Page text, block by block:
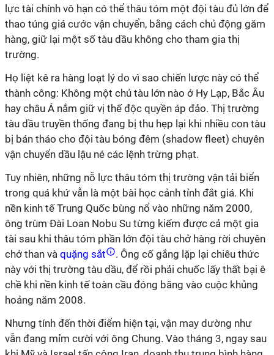
lực tài chính vô hạn có thể thâu tóm một đội tàu đủ lớn để
thao túng giá cước vận chuyển, bằng cách chủ động găm
hàng, giữ lại một số tàu dầu không cho tham gia thị
trường.
Họ liệt kê ra hàng loạt lý do vì sao chiến lược này có thể
thành công: Không một chủ tàu lớn nào ở Hy Lạp, Bắc Âu
hay châu Á nắm giữ vị thế độc quyền áp đảo. Thị trường
tàu dầu truyền thống đang bị thu hẹp lại khi nhiều con tàu
bị bán tháo cho đội tàu bóng đêm (shadow fleet) chuyên
vận chuyển dầu lậu né các lệnh trừng phạt.
Tuy nhiên, những nỗ lực thâu tóm thị trường vận tải biển
trong quá khứ vẫn là một bài học cảnh tỉnh đắt giá. Khi
nền kinh tế Trung Quốc bùng nổ vào những năm 2000,
ông trùm Đài Loan Nobu Su từng kiếm được cả một gia
tài sau khi thâu tóm phần lớn đội tàu chở hàng rời chuyên
chở than và quặng sắt
. Ông cố gắng lặp lại chiêu thức
này với thị trường tàu dầu, để rồi phải chuốc lấy thất bại ê
chề khi nền kinh tế toàn cầu đóng băng vào cuộc khủng
hoảng năm 2008.
Nhưng tính đến thời điểm hiện tại, vận may dường như
vẫn đang mỉm cười với ông Chung. Vào tháng 3, ngay sau